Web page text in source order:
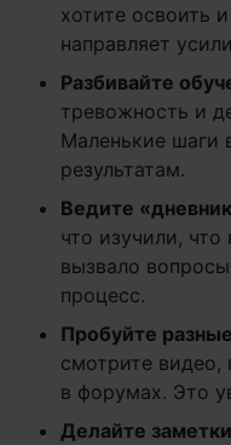
хотите освоить
направляет
Разбивайте
тревожность и
Маленькие шаги
результатам.
Ведите
что изучили,
вызвало
процесс.
Пробуйте
смотрите видео,
в форумах. Это
Делайте